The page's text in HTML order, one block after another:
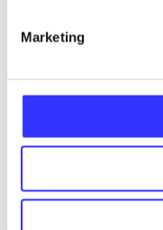
Marketing